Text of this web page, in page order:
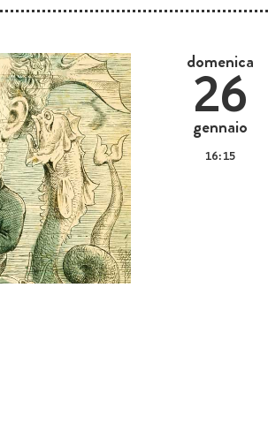
domenica
26
gennaio
16:15